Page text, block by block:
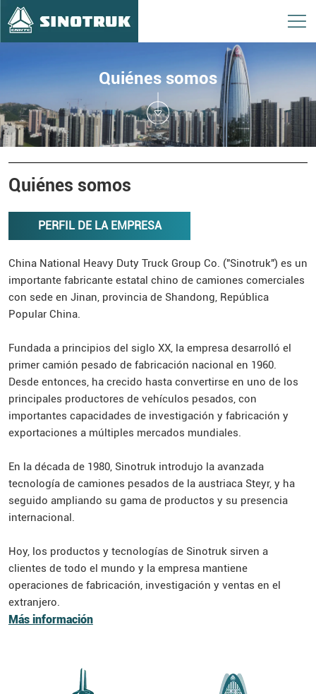
Quiénes somos
Quiénes somos
PERFIL DE LA EMPRESA
China National Heavy Duty Truck Group Co. ("Sinotruk") es un
importante fabricante estatal chino de camiones comerciales
con sede en Jinan, provincia de Shandong, República
Popular China.
Fundada a principios del siglo XX, la empresa desarrolló el
primer camión pesado de fabricación nacional en 1960.
Desde entonces, ha crecido hasta convertirse en uno de los
principales productores de vehículos pesados, con
importantes capacidades de investigación y fabricación y
exportaciones a múltiples mercados mundiales.
En la década de 1980, Sinotruk introdujo la avanzada
tecnología de camiones pesados de la austriaca Steyr, y ha
seguido ampliando su gama de productos y su presencia
internacional.
Hoy, los productos y tecnologías de Sinotruk sirven a
clientes de todo el mundo y la empresa mantiene
operaciones de fabricación, investigación y ventas en el
extranjero.
Más información